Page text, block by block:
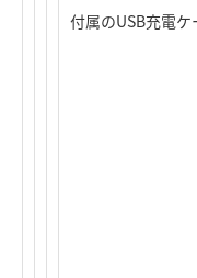
付属のUSB充電